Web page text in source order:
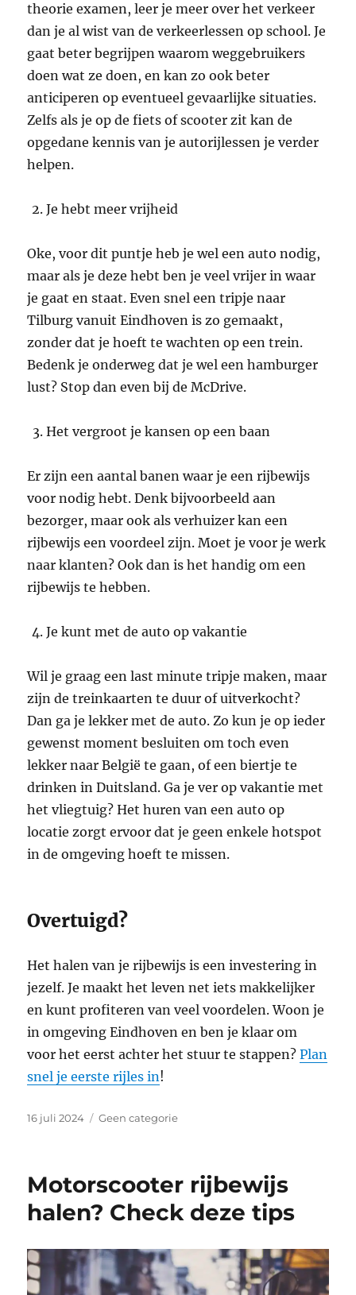
theorie examen, leer je meer over het verkeer
dan je al wist van de verkeerlessen op school. Je
gaat beter begrijpen waarom weggebruikers
doen wat ze doen, en kan zo ook beter
anticiperen op eventueel gevaarlijke situaties.
Zelfs als je op de fiets of scooter zit kan de
opgedane kennis van je autorijlessen je verder
helpen.
Je hebt meer vrijheid
Oke, voor dit puntje heb je wel een auto nodig,
maar als je deze hebt ben je veel vrijer in waar
je gaat en staat. Even snel een tripje naar
Tilburg vanuit Eindhoven is zo gemaakt,
zonder dat je hoeft te wachten op een trein.
Bedenk je onderweg dat je wel een hamburger
lust? Stop dan even bij de McDrive.
Het vergroot je kansen op een baan
Er zijn een aantal banen waar je een rijbewijs
voor nodig hebt. Denk bijvoorbeeld aan
bezorger, maar ook als verhuizer kan een
rijbewijs een voordeel zijn. Moet je voor je werk
naar klanten? Ook dan is het handig om een
rijbewijs te hebben.
Je kunt met de auto op vakantie
Wil je graag een last minute tripje maken, maar
zijn de treinkaarten te duur of uitverkocht?
Dan ga je lekker met de auto. Zo kun je op ieder
gewenst moment besluiten om toch even
lekker naar België te gaan, of een biertje te
drinken in Duitsland. Ga je ver op vakantie met
het vliegtuig? Het huren van een auto op
locatie zorgt ervoor dat je geen enkele hotspot
in de omgeving hoeft te missen.
Overtuigd?
Het halen van je rijbewijs is een investering in
jezelf. Je maakt het leven net iets makkelijker
en kunt profiteren van veel voordelen. Woon je
in omgeving Eindhoven en ben je klaar om
voor het eerst achter het stuur te stappen?Plan
snel je eerste rijles in!
Geplaatst
16 juli 2024 Categorieën
Geen categorie
Motorscooter rijbewijs
halen? Check deze tips